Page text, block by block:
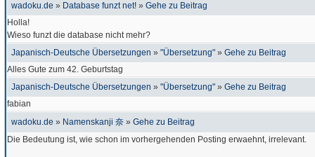
wadoku.de » Database funzt net! » Gehe zu Beitrag
Holla!
Wieso funzt die database nicht mehr?
Japanisch-Deutsche Übersetzungen » "Übersetzung" » Gehe zu Beitrag
Alles Gute zum 42. Geburtstag
Japanisch-Deutsche Übersetzungen » "Übersetzung" » Gehe zu Beitrag
fabian
wadoku.de » Namenskanji 奈 » Gehe zu Beitrag
Die Bedeutung ist, wie schon im vorhergehenden Posting erwaehnt, irrelevant.